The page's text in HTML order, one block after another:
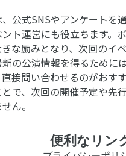
公式SNSやアンケートを
ト運営にも役立ちます。
な励みとなり、次回のイ
新の公演情報を得るために
直接問い合わせるのがおす
とで、次回の開催予定や先
ん。
便利なリン